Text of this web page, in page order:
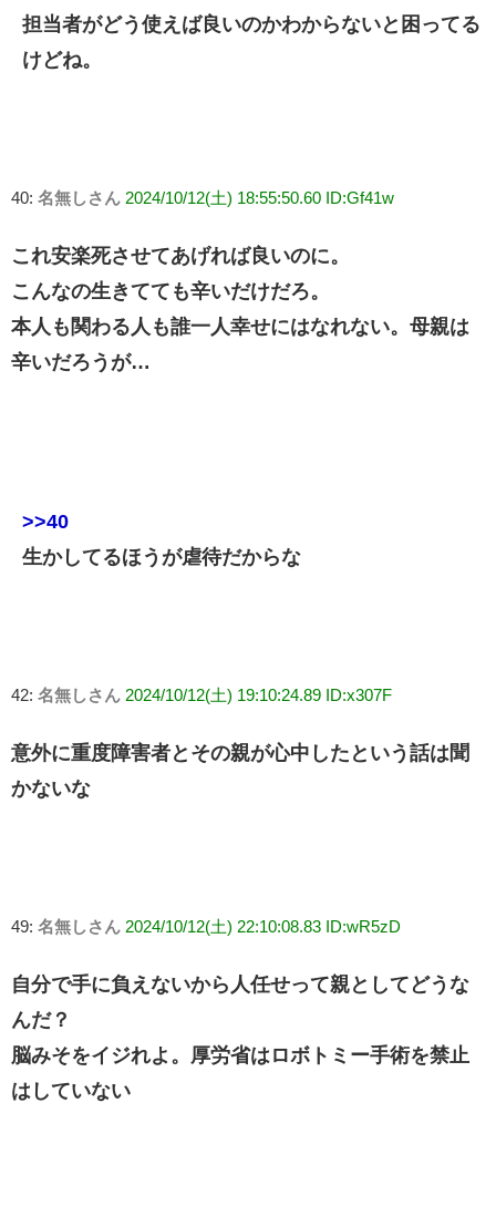
担当者がどう使えば良いのかわからないと困ってる
けどね。
40: 名無しさん 2024/10/12(土) 18:55:50.60 ID:Gf41w
これ安楽死させてあげれば良いのに。
こんなの生きてても辛いだけだろ。
本人も関わる人も誰一人幸せにはなれない。母親は
辛いだろうが…
>>40
生かしてるほうが虐待だからな
42: 名無しさん 2024/10/12(土) 19:10:24.89 ID:x307F
意外に重度障害者とその親が心中したという話は聞
かないな
49: 名無しさん 2024/10/12(土) 22:10:08.83 ID:wR5zD
自分で手に負えないから人任せって親としてどうな
んだ？
脳みそをイジれよ。厚労省はロボトミー手術を禁止
はしていない